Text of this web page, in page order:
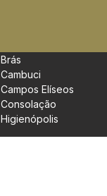
Brás
Cambuci
Campos Elíseos
Consolação
Higienópolis